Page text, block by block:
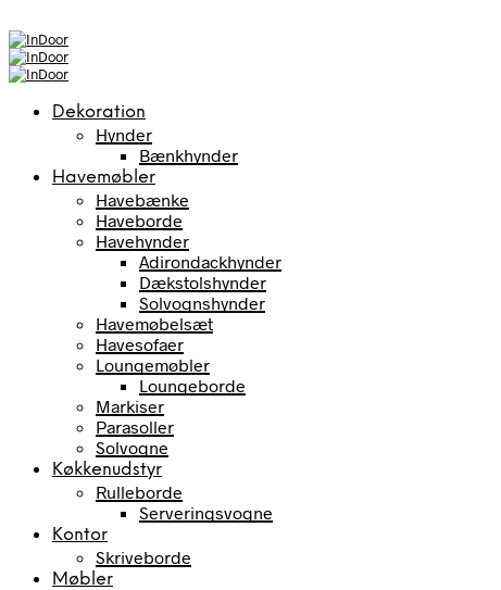
Dekoration
Hynder
Bænkhynder
Havemøbler
Havebænke
Haveborde
Havehynder
Adirondackhynder
Dækstolshynder
Solvognshynder
Havemøbelsæt
Havesofaer
Loungemøbler
Loungeborde
Markiser
Parasoller
Solvogne
Køkkenudstyr
Rulleborde
Serveringsvogne
Kontor
Skriveborde
Møbler